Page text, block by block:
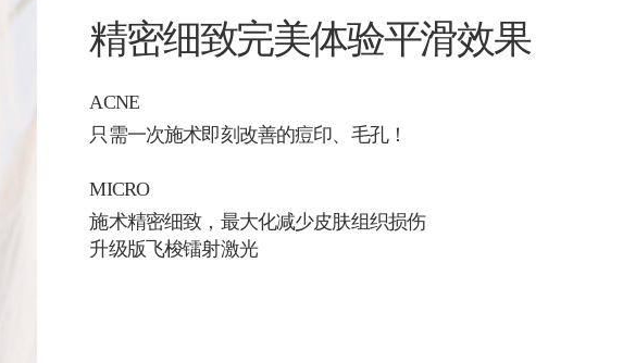
精密细致完美体验平滑效果
ACNE
只需一次施术即刻改善的痘印、毛孔！
MICRO
施术精密细致，最大化减少皮肤组织损伤
升级版飞梭镭射激光